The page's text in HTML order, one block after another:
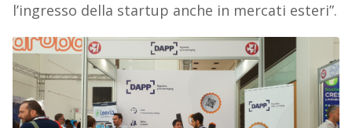
l’ingresso della startup anche in mercati esteri”.